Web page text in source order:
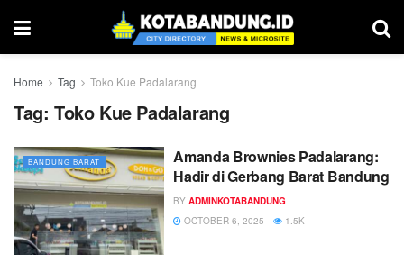
Home Tag Toko Kue Padalarang
Tag: Toko Kue Padalarang
BANDUNG BARAT
Amanda Brownies Padalarang:
Hadir di Gerbang Barat Bandung
BY ADMINKOTABANDUNG
OCTOBER 6, 2025
1.5K